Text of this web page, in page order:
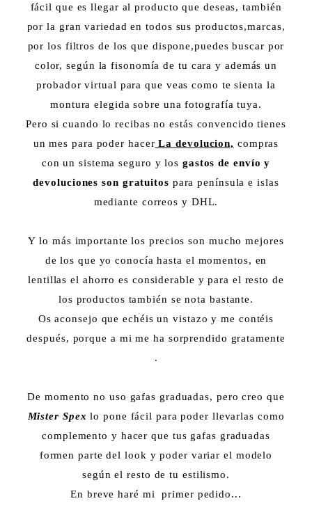
fácil que es llegar al producto que deseas, también
por la gran variedad en todos sus productos,marcas,
por los filtros de los que dispone,puedes buscar por
color, según la fisonomía de tu cara y además un
probador virtual para que veas como te sienta la
montura elegida sobre una fotografía tuya.
Pero si cuando lo recibas no estás convencido tienes
un mes para poder hacer La devolucion, compras
con un sistema seguro y los gastos de envío y
devoluciones son gratuitos para península e islas
mediante correos y DHL.
Y lo más importante los precios son mucho mejores
de los que yo conocía hasta el momentos, en
lentillas el ahorro es considerable y para el resto de
los productos también se nota bastante.
Os aconsejo que echéis un vistazo y me contéis
después, porque a mi me ha sorprendido gratamente
.
De momento no uso gafas graduadas, pero creo que
Mister Spex lo pone fácil para poder llevarlas como
complemento y hacer que tus gafas graduadas
formen parte del look y poder variar el modelo
según el resto de tu estilismo.
En breve haré mi primer pedido...